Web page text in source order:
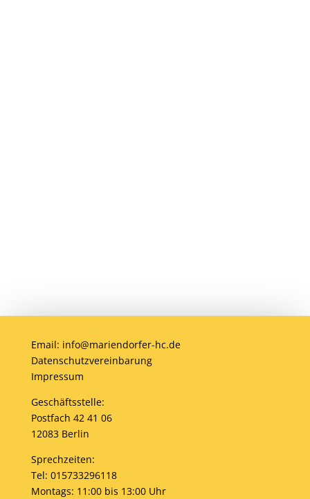
Email: info@mariendorfer-hc.de
Datenschutzvereinbarung
Impressum
Geschäftsstelle:
Postfach 42 41 06
12083 Berlin
Sprechzeiten:
Tel: 015733296118
Montags: 11:00 bis 13:00 Uhr